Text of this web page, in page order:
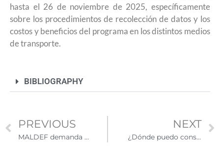
hasta el 26 de noviembre de 2025, específicamente
sobre los procedimientos de recolección de datos y los
costos y beneficios del programa en los distintos medios
de transporte.
BIBLIOGRAPHY
PREVIOUS
MALDEF demanda nuevamente a cooperativa de crédito de Washington por discriminar a beneficiarios de DACA
NEXT
¿Dónde puedo conseguir un pavo o una cena gratis para Thanksgiving?